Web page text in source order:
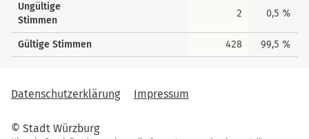
Ungültige
Stimmen
2 0,5 %
Gültige Stimmen 428 99,5 %
Datenschutzerklärung Impressum
© Stadt Würzburg